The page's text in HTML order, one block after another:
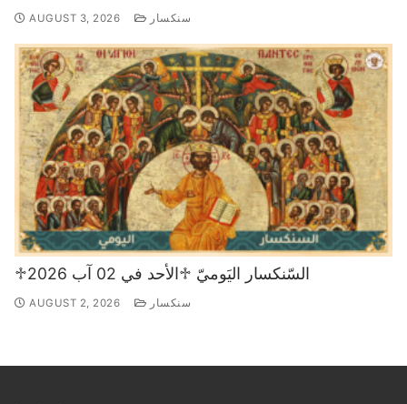
AUGUST 3, 2026 سنكسار
♱السّنكسار اليَوميّ ♱الأحد في 02 آب 2026
AUGUST 2, 2026 سنكسار